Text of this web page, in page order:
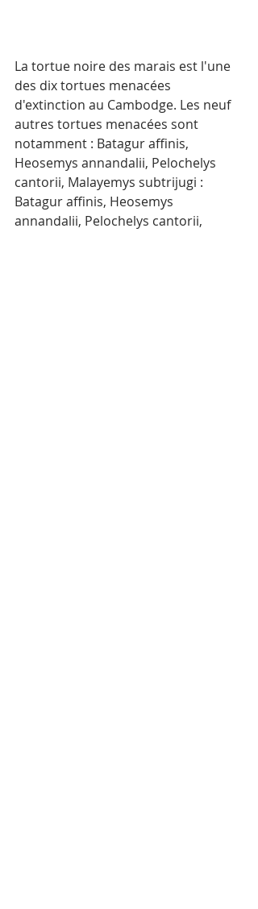
La tortue noire des marais est l'une
des dix tortues menacées
d'extinction au Cambodge. Les neuf
autres tortues menacées sont
notamment : Batagur affinis,
Heosemys annandalii, Pelochelys
cantorii, Malayemys subtrijugi :
Batagur affinis, Heosemys
annandalii, Pelochelys cantorii,